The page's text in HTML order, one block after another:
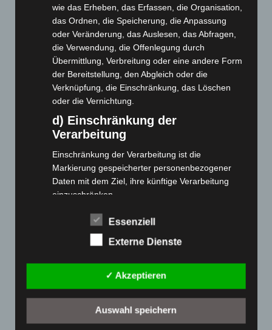
Webseite
Cashback-Aktion
Händler werden
Home
Gemeinsam spenden
Jobs
Kontakt
Reklamation einreichen
Produktpalette
Elektro-Klappräder
Elektro-Lastendreiräder
wie das Erheben, das Erfassen, die Organisation,
das Ordnen, die Speicherung, die Anpassung
oder Veränderung, das Auslesen, das Abfragen,
die Verwendung, die Offenlegung durch
Übermittlung, Verbreitung oder eine andere Form
der Bereitstellung, den Abgleich oder die
Verknüpfung, die Einschränkung, das Löschen
oder die Vernichtung.
d) Einschränkung der
Verarbeitung
Einschränkung der Verarbeitung ist die
Markierung gespeicherter personenbezogener
Daten mit dem Ziel, ihre künftige Verarbeitung
einzuschränken.
e) Profiling
Profiling ist jede Art der automatisierten
Verarbeitung personenbezogener Daten, die darin
besteht, dass diese personenbezogenen Daten
verwendet werden, um bestimmte persönliche
Aspekte, die sich auf eine natürliche Person
beziehen, zu bewerten, insbesondere, um
Aspekte bezüglich Arbeitsleistung, wirtschaftlicher
Essenziell
Externe Dienste
✓ Akzeptieren
Auswahl speichern